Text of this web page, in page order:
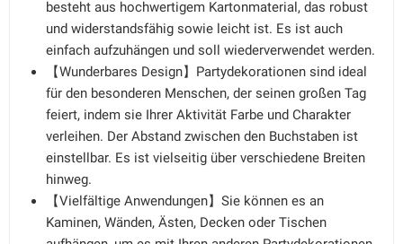
besteht aus hochwertigem Kartonmaterial, das robust
und widerstandsfähig sowie leicht ist. Es ist auch
einfach aufzuhängen und soll wiederverwendet werden.
【Wunderbares Design】Partydekorationen sind ideal
für den besonderen Menschen, der seinen großen Tag
feiert, indem sie Ihrer Aktivität Farbe und Charakter
verleihen. Der Abstand zwischen den Buchstaben ist
einstellbar. Es ist vielseitig über verschiedene Breiten
hinweg.
【Vielfältige Anwendungen】Sie können es an
Kaminen, Wänden, Ästen, Decken oder Tischen